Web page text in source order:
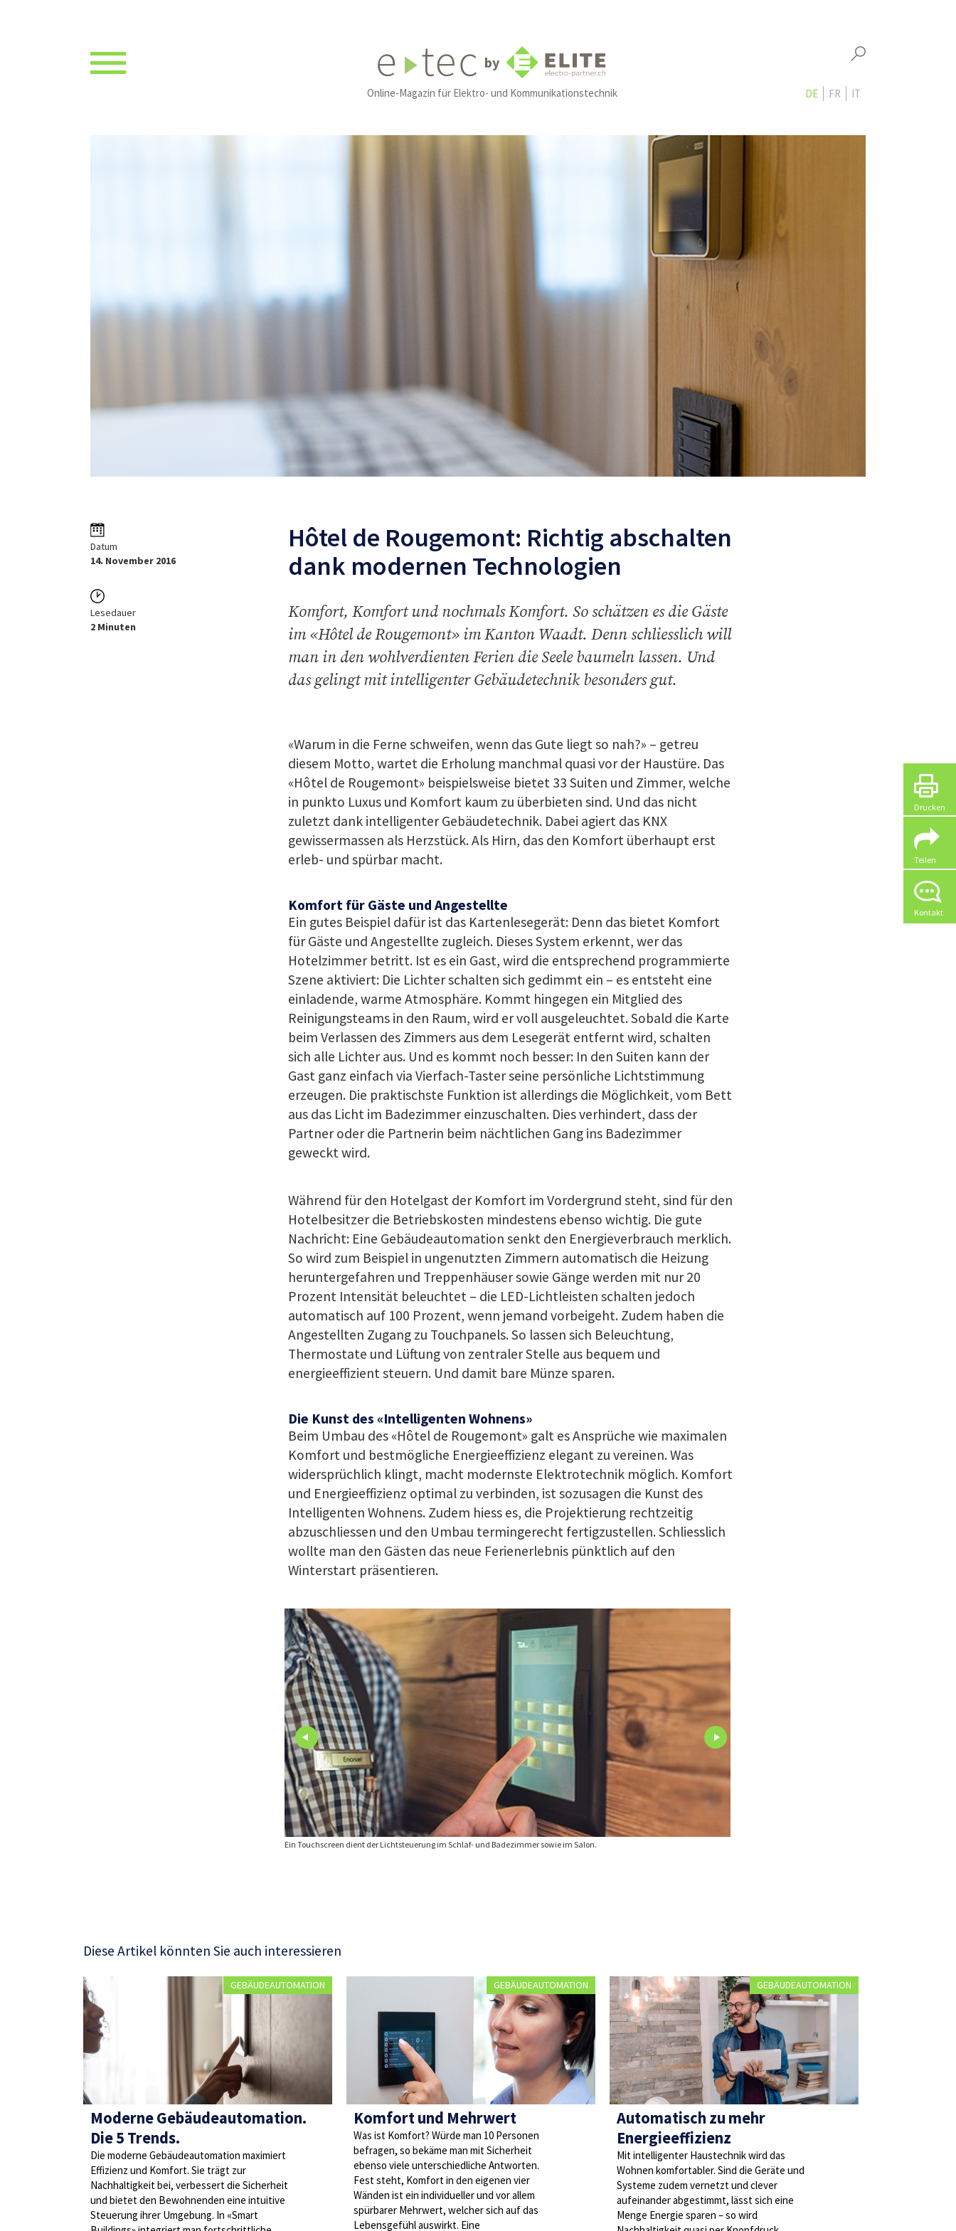
Drucken
Teilen
Kontakt
by
Online-Magazin für Elektro- und Kommunikationstechnik DE FR IT
Datum
14. November 2016
Lesedauer
2 Minuten
Hôtel de Rougemont: Richtig abschalten
dank modernen Technologien
Komfort, Komfort und nochmals Komfort. So schätzen es die Gäste
im «Hôtel de Rougemont» im Kanton Waadt. Denn schliesslich will
man in den wohlverdienten Ferien die Seele baumeln lassen. Und
das gelingt mit intelligenter Gebäudetechnik besonders gut.
«Warum in die Ferne schweifen, wenn das Gute liegt so nah?» – getreu
diesem Motto, wartet die Erholung manchmal quasi vor der Haustüre. Das
«Hôtel de Rougemont» beispielsweise bietet 33 Suiten und Zimmer, welche
in punkto Luxus und Komfort kaum zu überbieten sind. Und das nicht
zuletzt dank intelligenter Gebäudetechnik. Dabei agiert das KNX
gewissermassen als Herzstück. Als Hirn, das den Komfort überhaupt erst
erleb- und spürbar macht.
Komfort für Gäste und Angestellte
Ein gutes Beispiel dafür ist das Kartenlesegerät: Denn das bietet Komfort
für Gäste und Angestellte zugleich. Dieses System erkennt, wer das
Hotelzimmer betritt. Ist es ein Gast, wird die entsprechend programmierte
Szene aktiviert: Die Lichter schalten sich gedimmt ein – es entsteht eine
einladende, warme Atmosphäre. Kommt hingegen ein Mitglied des
Reinigungsteams in den Raum, wird er voll ausgeleuchtet. Sobald die Karte
beim Verlassen des Zimmers aus dem Lesegerät entfernt wird, schalten
sich alle Lichter aus. Und es kommt noch besser: In den Suiten kann der
Gast ganz einfach via Vierfach-Taster seine persönliche Lichtstimmung
erzeugen. Die praktischste Funktion ist allerdings die Möglichkeit, vom Bett
aus das Licht im Badezimmer einzuschalten. Dies verhindert, dass der
Partner oder die Partnerin beim nächtlichen Gang ins Badezimmer
geweckt wird.
Während für den Hotelgast der Komfort im Vordergrund steht, sind für den
Hotelbesitzer die Betriebskosten mindestens ebenso wichtig. Die gute
Nachricht: Eine Gebäudeautomation senkt den Energieverbrauch merklich.
So wird zum Beispiel in ungenutzten Zimmern automatisch die Heizung
heruntergefahren und Treppenhäuser sowie Gänge werden mit nur 20
Prozent Intensität beleuchtet – die LED-Lichtleisten schalten jedoch
automatisch auf 100 Prozent, wenn jemand vorbeigeht. Zudem haben die
Angestellten Zugang zu Touchpanels. So lassen sich Beleuchtung,
Thermostate und Lüftung von zentraler Stelle aus bequem und
energieeffizient steuern. Und damit bare Münze sparen.
Die Kunst des «Intelligenten Wohnens»
Beim Umbau des «Hôtel de Rougemont» galt es Ansprüche wie maximalen
Komfort und bestmögliche Energieeffizienz elegant zu vereinen. Was
widersprüchlich klingt, macht modernste Elektrotechnik möglich. Komfort
und Energieeffizienz optimal zu verbinden, ist sozusagen die Kunst des
Intelligenten Wohnens. Zudem hiess es, die Projektierung rechtzeitig
abzuschliessen und den Umbau termingerecht fertigzustellen. Schliesslich
wollte man den Gästen das neue Ferienerlebnis pünktlich auf den
Winterstart präsentieren.
Ein Touchscreen dient der Lichtsteuerung im Schlaf- und Badezimmer sowie im Salon.
Diese Artikel könnten Sie auch interessieren
GEBÄUDEAUTOMATION
Moderne Gebäudeautomation.
Die 5 Trends.
Die moderne Gebäudeautomation maximiert
Effizienz und Komfort. Sie trägt zur
Nachhaltigkeit bei, verbessert die Sicherheit
und bietet den Bewohnenden eine intuitive
Steuerung ihrer Umgebung. In «Smart
GEBÄUDEAUTOMATION
Komfort und Mehrwert
Was ist Komfort? Würde man 10 Personen
befragen, so bekäme man mit Sicherheit
ebenso viele unterschiedliche Antworten.
Fest steht, Komfort in den eigenen vier
Wänden ist ein individueller und vor allem
spürbarer Mehrwert, welcher sich auf das
Lebensgefühl auswirkt. Eine
GEBÄUDEAUTOMATION
Automatisch zu mehr
Energieeffizienz
Mit intelligenter Haustechnik wird das
Wohnen komfortabler. Sind die Geräte und
Systeme zudem vernetzt und clever
aufeinander abgestimmt, lässt sich eine
Menge Energie sparen – so wird